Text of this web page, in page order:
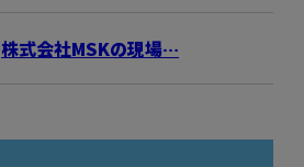
株式会社MSKの現場…